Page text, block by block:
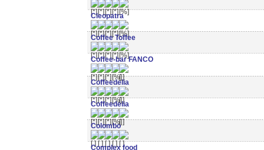
Cleopatra
Coffee Toffee
Coffee-bar FANCO
Coffeedelia
Coffeedelia
Colombo
Complex food